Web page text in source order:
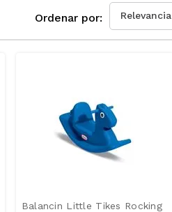
Relevancia
Balancin Little Tikes Rocking